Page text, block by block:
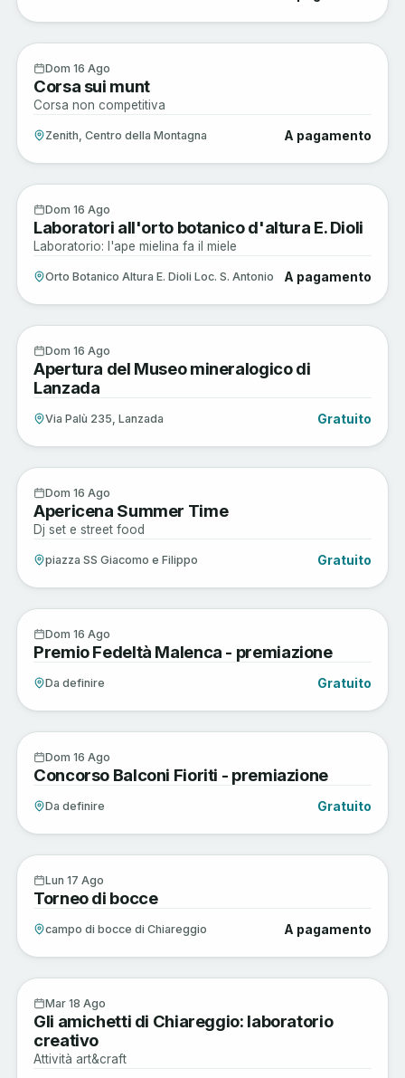
Enogastronomia
Dom 16 Ago
Corsa sui munt
Corsa non competitiva
Zenith, Centro della Montagna A pagamento
Sagre e Tradizioni
AGO
Dom 16 Ago
Laboratori all'orto botanico d'altura E. Dioli
Laboratorio: l'ape mielina fa il miele
Orto Botanico Altura E. Dioli Loc. S. Antonio A pagamento
Arte e Cultura
Dom 16 Ago
Apertura del Museo mineralogico di
Lanzada
Via Palù 235, Lanzada Gratuito
Enogastronomia
Dom 16 Ago
Apericena Summer Time
Dj set e street food
piazza SS Giacomo e Filippo Gratuito
Sagre e Tradizioni
Dom 16 Ago
Premio Fedeltà Malenca - premiazione
Da definire Gratuito
Sagre e Tradizioni
Dom 16 Ago
Concorso Balconi Fioriti - premiazione
Da definire Gratuito
Musica e Spettacoli
Lun 17 Ago
Torneo di bocce
campo di bocce di Chiareggio A pagamento
Musica e Spettacoli
Mar 18 Ago
Gli amichetti di Chiareggio: laboratorio
creativo
Attività art&craft